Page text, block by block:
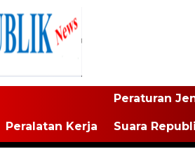
Peralatan Kerja
Peraturan
Suara